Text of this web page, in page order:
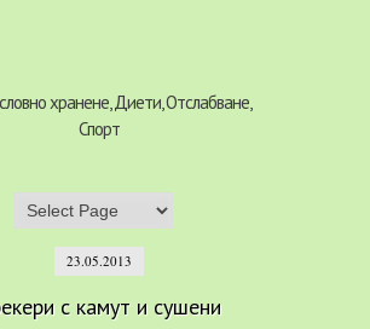
хранене, Диети, Отслабване,
Спорт
23.05.2013
с камут и сушени